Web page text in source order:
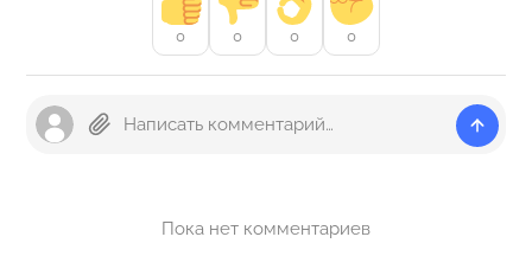
0 0 0 0
Пока нет комментариев